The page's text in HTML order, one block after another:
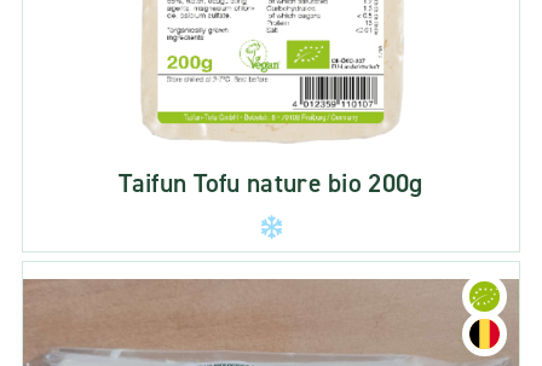
Taifun Tofu nature bio 200g